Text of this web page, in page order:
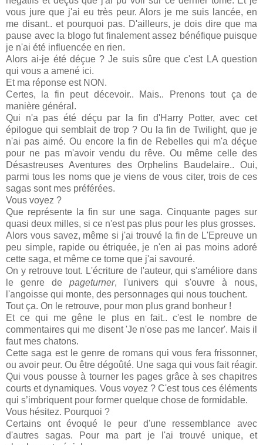
vous jure que j'ai eu très peur. Alors je me suis lancée, en
me disant.. et pourquoi pas. D'ailleurs, je dois dire que ma
pause avec la blogo fut finalement assez bénéfique puisque
je n'ai été influencée en rien.
Alors ai-je été déçue ? Je suis sûre que c'est LA question
qui vous a amené ici.
Et ma réponse est NON.
Certes, la fin peut décevoir.. Mais.. Prenons tout ça de
manière général.
Qui n'a pas été déçu par la fin d'Harry Potter, avec cet
épilogue qui semblait de trop ? Ou la fin de Twilight, que je
n'ai pas aimé. Ou encore la fin de Rebelles qui m'a déçue
pour ne pas m'avoir vendu du rêve. Ou même celle des
Désastreuses Aventures des Orphelins Baudelaire.. Oui,
parmi tous les noms que je viens de vous citer, trois de ces
sagas sont mes préférées.
Vous voyez ?
Que représente la fin sur une saga. Cinquante pages sur
quasi deux milles, si ce n'est pas plus pour les plus grosses.
Alors vous savez, même si j'ai trouvé la fin de L'Epreuve un
peu simple, rapide ou étriquée, je n'en ai pas moins adoré
cette saga, et même ce tome que j'ai savouré.
On y retrouve tout. L'écriture de l'auteur, qui s'améliore dans
le genre de pageturner, l'univers qui s'ouvre à nous,
l'angoisse qui monte, des personnages qui nous touchent.
Tout ça. On le retrouve, pour mon plus grand bonheur !
Et ce qui me gêne le plus en fait.. c'est le nombre de
commentaires qui me disent 'Je n'ose pas me lancer'. Mais il
faut mes chatons.
Cette saga est le genre de romans qui vous fera frissonner,
ou avoir peur. Ou être dégoûté. Une saga qui vous fait réagir.
Qui vous pousse à tourner les pages grâce à ses chapitres
courts et dynamiques. Vous voyez ? C'est tous ces éléments
qui s’imbriquent pour former quelque chose de formidable.
Vous hésitez. Pourquoi ?
Certains ont évoqué le peur d'une ressemblance avec
d'autres sagas. Pour ma part je l'ai trouvé unique, et